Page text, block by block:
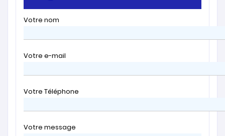
Votre nom
Votre e-mail
Votre Téléphone
Votre message